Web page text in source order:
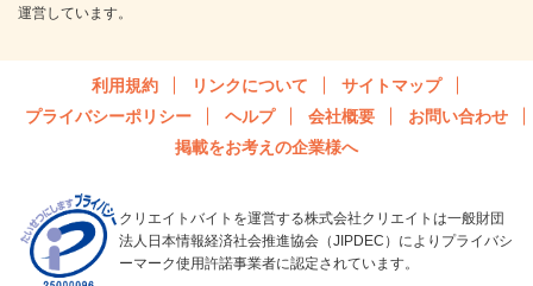
運営しています。
利用規約 リンクについて
サイトマップ
プライバシーポリシー
ヘルプ 会社概要
お問い合わせ
掲載をお考えの企業様へ
クリエイトバイトを運営する株式会社クリエイトは一般財団
法人日本情報経済社会推進協会（JIPDEC）によりプライバシ
ーマーク使用許諾事業者に認定されています。